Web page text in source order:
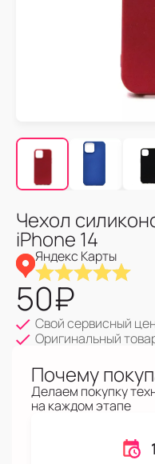
Чехол
iPhone 14
Яндекс Карты
50₽
Свой сервисный
Оригинальный
Почему
Делаем покупку
на каждом этапе